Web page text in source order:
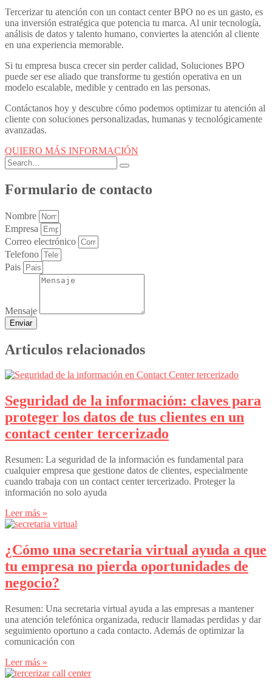
Tercerizar tu atención con un contact center BPO no es un gasto, es
una inversión estratégica que potencia tu marca. Al unir tecnología,
análisis de datos y talento humano, conviertes la atención al cliente
en una experiencia memorable.
Si tu empresa busca crecer sin perder calidad, Soluciones BPO
puede ser ese aliado que transforme tu gestión operativa en un
modelo escalable, medible y centrado en las personas.
Contáctanos hoy y descubre cómo podemos optimizar tu atención al
cliente con soluciones personalizadas, humanas y tecnológicamente
avanzadas.
QUIERO MÁS INFORMACIÓN
Formulario de contacto
Nombre
Empresa
Correo electrónico
Telefono
Pais
Mensaje
Enviar
Articulos relacionados
Seguridad de la información: claves para
proteger los datos de tus clientes en un
contact center tercerizado
Resumen: La seguridad de la información es fundamental para
cualquier empresa que gestione datos de clientes, especialmente
cuando trabaja con un contact center tercerizado. Proteger la
información no solo ayuda
Leer más »
¿Cómo una secretaria virtual ayuda a que
tu empresa no pierda oportunidades de
negocio?
Resumen: Una secretaria virtual ayuda a las empresas a mantener
una atención telefónica organizada, reducir llamadas perdidas y dar
seguimiento oportuno a cada contacto. Además de optimizar la
comunicación con
Leer más »